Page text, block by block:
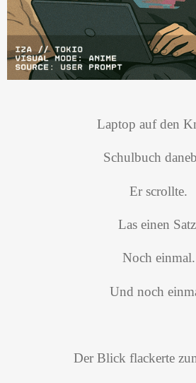
Laptop auf den
Schulbuch
Er scrollte.
Las einen
Noch einmal.
Und noch
Der Blick flackerte